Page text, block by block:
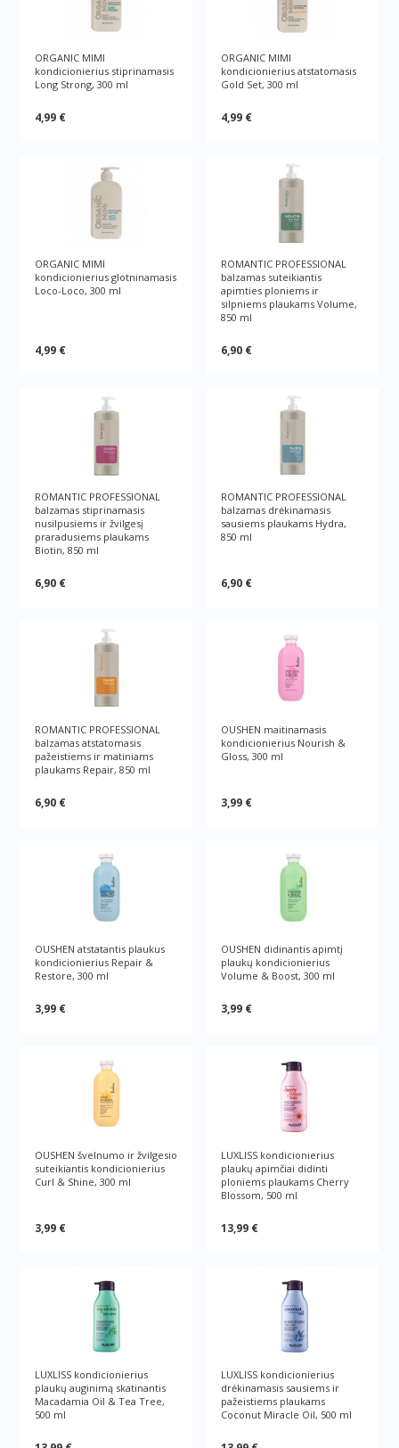
ORGANIC MIMI
kondicionierius stiprinamasis
Long Strong, 300 ml
4,99 €
ORGANIC MIMI
kondicionierius atstatomasis
Gold Set, 300 ml
4,99 €
ORGANIC MIMI
kondicionierius glotninamasis
Loco-Loco, 300 ml
4,99 €
ROMANTIC PROFESSIONAL
balzamas suteikiantis
apimties ploniems ir
silpniems plaukams Volume,
850 ml
6,90 €
ROMANTIC PROFESSIONAL
balzamas stiprinamasis
nusilpusiems ir žvilgesį
praradusiems plaukams
Biotin, 850 ml
6,90 €
ROMANTIC PROFESSIONAL
balzamas drėkinamasis
sausiems plaukams Hydra,
850 ml
6,90 €
ROMANTIC PROFESSIONAL
balzamas atstatomasis
pažeistiems ir matiniams
plaukams Repair, 850 ml
6,90 €
OUSHEN maitinamasis
kondicionierius Nourish &
Gloss, 300 ml
3,99 €
OUSHEN atstatantis plaukus
kondicionierius Repair &
Restore, 300 ml
3,99 €
OUSHEN didinantis apimtį
plaukų kondicionierius
Volume & Boost, 300 ml
3,99 €
OUSHEN švelnumo ir žvilgesio
suteikiantis kondicionierius
Curl & Shine, 300 ml
3,99 €
LUXLISS kondicionierius
plaukų apimčiai didinti
ploniems plaukams Cherry
Blossom, 500 ml
13,99 €
LUXLISS kondicionierius
plaukų auginimą skatinantis
Macadamia Oil & Tea Tree,
500 ml
LUXLISS kondicionierius
drėkinamasis sausiems ir
pažeistiems plaukams
Coconut Miracle Oil, 500 ml